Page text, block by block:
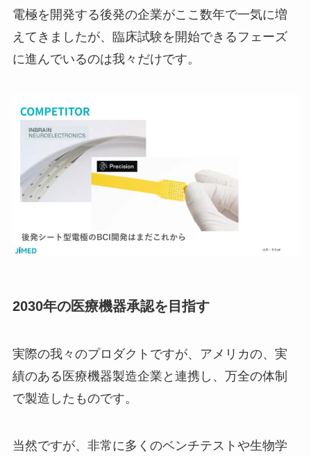
電極を開発する後発の企業がここ数年で一気に増
えてきましたが、臨床試験を開始できるフェーズ
に進んでいるのは我々だけです。
2030年の医療機器承認を目指す
実際の我々のプロダクトですが、アメリカの、実
績のある医療機器製造企業と連携し、万全の体制
で製造したものです。
当然ですが、非常に多くのベンチテストや生物学